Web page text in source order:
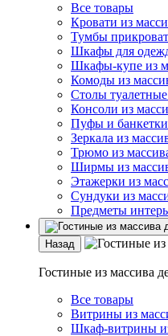
Все товары
Кровати из
Тумбы
Шкафы для
Шкафы-купе из
Комоды из
Столы туалетные
Консоли из
Пуфы и банкетки
Зеркала из
Трюмо из
Ширмы из
Этажерки из
Сундуки из
Предметы
Назад
Гостиные из массива
Все товары
Витрины из
Шкаф-витрины